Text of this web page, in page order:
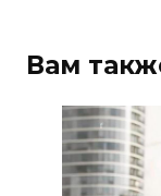
Вам